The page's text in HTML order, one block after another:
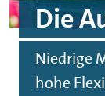
Die
Niedrige
hohe